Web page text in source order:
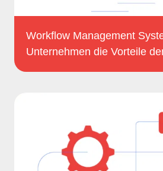
Workflow Management
Unternehmen die Vorteile